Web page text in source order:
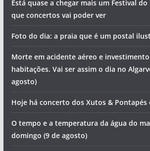
Está quase a chegar mais um Festival do
que concertos vai poder ver
Foto do dia: a praia que é um postal
Morte em acidente aéreo e
habitações. Vai ser assim o dia no
agosto)
Hoje há concerto dos Xutos & Pontapés
O tempo e a temperatura da água do
domingo (9 de agosto)